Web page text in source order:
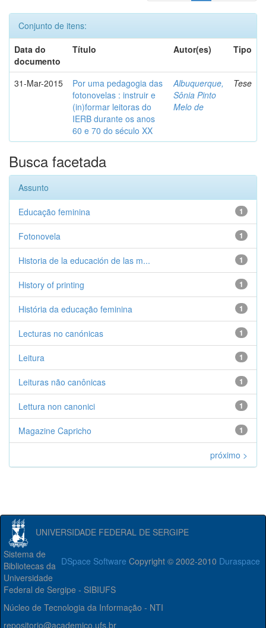
Conjunto de itens:
Data do
documento
Título Autor(es) Tipo
31-Mar-2015
Por uma pedagogia das
fotonovelas : instruir e
(in)formar leitoras do
IERB durante os anos
60 e 70 do século XX
Albuquerque,
Sônia Pinto
Melo de
Tese
Busca facetada
Assunto
1
Educação feminina
1
Fotonovela
1
Historia de la educación de las m...
1
History of printing
1
História da educação feminina
1
Lecturas no canónicas
1
Leitura
1
Leituras não canônicas
1
Lettura non canonici
1
Magazine Capricho
próximo >
UNIVERSIDADE FEDERAL DE SERGIPE
DSpace Software Copyright © 2002-2010 Duraspace
Sistema de
Bibliotecas da
Universidade
Federal de Sergipe - SIBIUFS
Núcleo de Tecnologia da Informação - NTI
repositorio@academico.ufs.br